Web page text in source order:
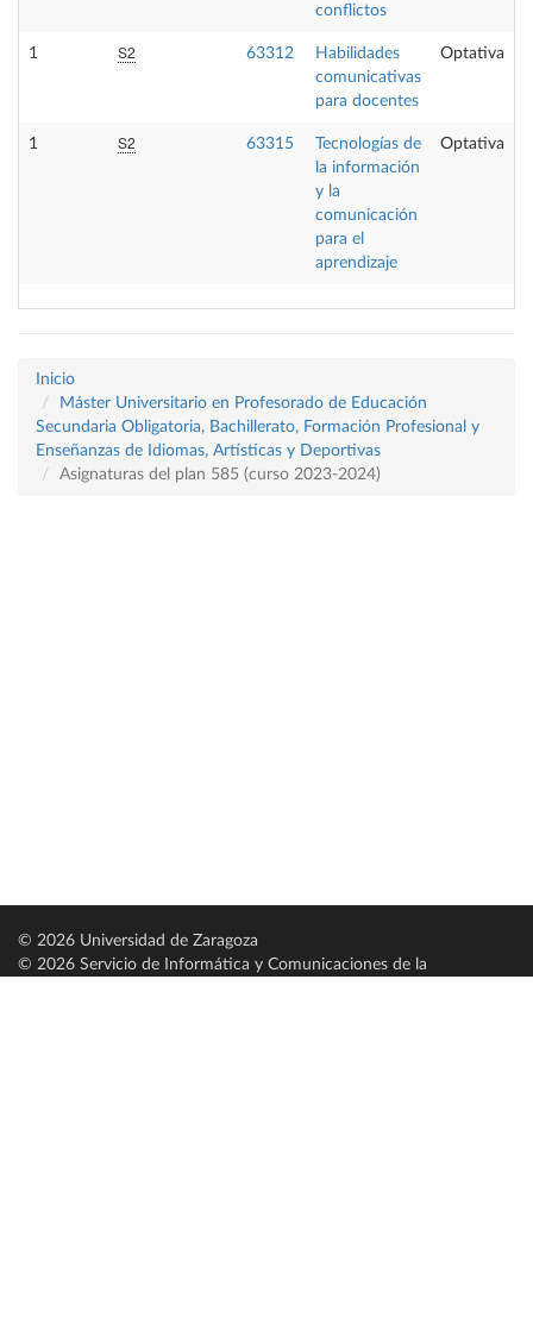
conflictos
1 S2 63312
Habilidades
comunicativas
para docentes
Optativa
1 S2 63315
Tecnologías de
la información
y la
comunicación
para el
aprendizaje
Optativa
Inicio
Máster Universitario en Profesorado de Educación
Secundaria Obligatoria, Bachillerato, Formación Profesional y
Enseñanzas de Idiomas, Artísticas y Deportivas
Asignaturas del plan 585 (curso 2023-2024)
© 2026 Universidad de Zaragoza
© 2026 Servicio de Informática y Comunicaciones de la